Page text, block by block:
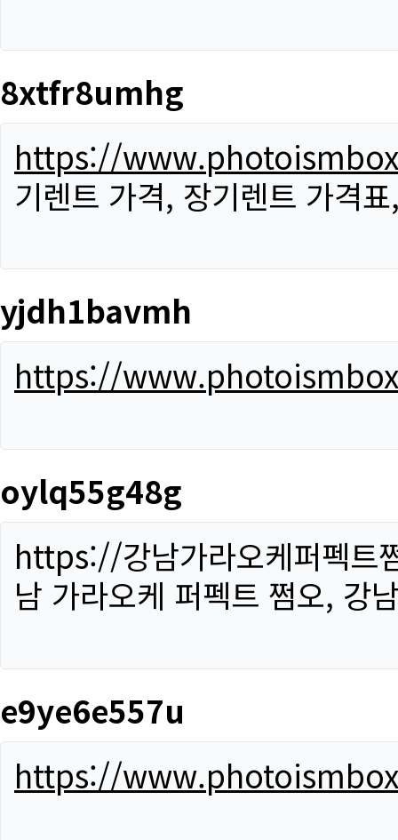
8xtfr8umhg
https://
기렌트 가격, 장기렌트 가격
yjdh1bavmh
https://
oylq55g48g
https://강남가라오케퍼펙트
남 가라오케 퍼펙트 쩜오, 강
e9ye6e557u
https://